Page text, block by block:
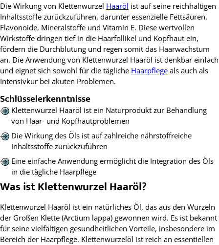
Die Wirkung von Klettenwurzel Haaröl ist auf seine reichhaltigen
Inhaltsstoffe zurückzuführen, darunter essenzielle Fettsäuren,
Flavonoide, Mineralstoffe und Vitamin E. Diese wertvollen
Wirkstoffe dringen tief in die Haarfollikel und Kopfhaut ein,
fördern die Durchblutung und regen somit das Haarwachstum
an. Die Anwendung von Klettenwurzel Haaröl ist denkbar einfach
und eignet sich sowohl für die tägliche Haarpflege als auch als
Intensivkur bei akuten Problemen.
Schlüsselerkenntnisse
Klettenwurzel Haaröl ist ein Naturprodukt zur Behandlung
von Haar- und Kopfhautproblemen
Die Wirkung des Öls ist auf zahlreiche nährstoffreiche
Inhaltsstoffe zurückzuführen
Eine einfache Anwendung ermöglicht die Integration des Öls
in die tägliche Haarpflege
Was ist Klettenwurzel Haaröl?
Klettenwurzel Haaröl ist ein natürliches Öl, das aus den Wurzeln
der Großen Klette (Arctium lappa) gewonnen wird. Es ist bekannt
für seine vielfältigen gesundheitlichen Vorteile, insbesondere im
Bereich der Haarpflege. Klettenwurzelöl ist reich an essentiellen